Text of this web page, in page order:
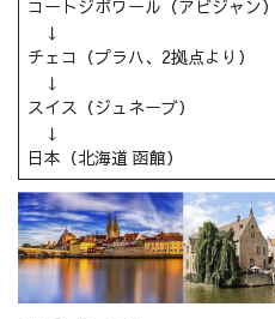
コートジボワール（アビジャン）
↓
チェコ（プラハ、2拠点より）
↓
スイス（ジュネーブ）
↓
日本（北海道 函館）